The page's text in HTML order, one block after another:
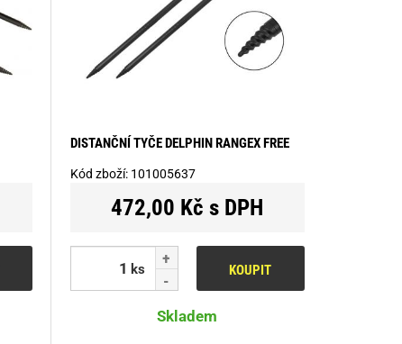
DISTANČNÍ TYČE DELPHIN RANGEX FREE
Kód zboží: 101005637
472,00 Kč s DPH
ks KOUPIT
Skladem